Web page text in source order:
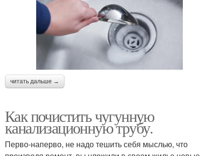
читать дальше →
Как почистить чугунную
канализационную трубу.
Перво-наперво, не надо тешить себя мыслью, что